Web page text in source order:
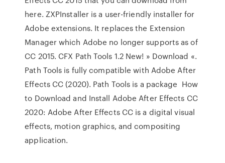
here. ZXPInstaller is a user-friendly installer for
Adobe extensions. It replaces the Extension
Manager which Adobe no longer supports as of
CC 2015. CFX Path Tools 1.2 New! » Download «.
Path Tools is fully compatible with Adobe After
Effects CC (2020). Path Tools is a package How
to Download and Install Adobe After Effects CC
2020: Adobe After Effects CC is a digital visual
effects, motion graphics, and compositing
application.